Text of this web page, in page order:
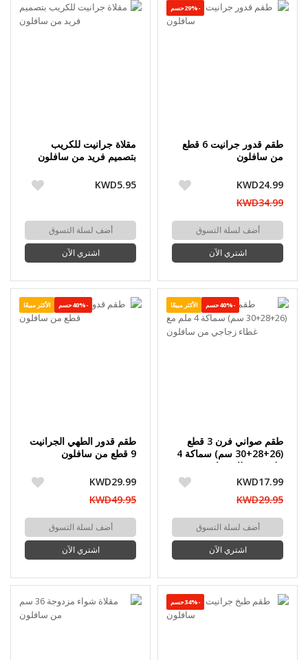
-29%حسم
طقم قدور جرانيت 6 قطع
من سافلون
KWD24.99
KWD34.99
أضف لسلة التسوق
اشتري الآن
مقلاة جرانيت للكريب
بتصميم فريد من سافلون
KWD5.95
أضف لسلة التسوق
اشتري الآن
-40%حسم الأكثر مبيعًا
طقم صواني فرن 3 قطع
(26+28+30 سم) سماكة 4
ملم مع غطاء زجاجي من
سافلون
KWD17.99
KWD29.95
أضف لسلة التسوق
اشتري الآن
-40%حسم الأكثر مبيعًا
طقم قدور الطهي الجرانيت
9 قطع من سافلون
KWD29.99
KWD49.95
أضف لسلة التسوق
اشتري الآن
-34%حسم